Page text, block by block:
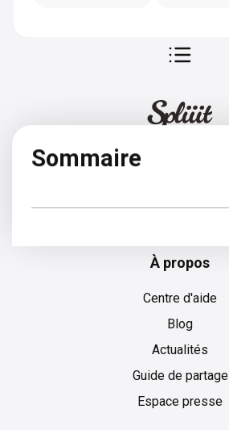
Sommaire
À propos
Centre d'aide
Blog
Actualités
Guide de partage
Espace presse